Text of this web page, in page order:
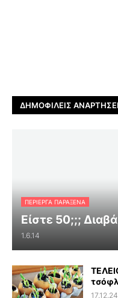
ΔΗΜΟΦΙΛΕΊΣ
ΠΕΡΊΕΡΓΑ ΠΑΡΆΞΕΝΑ
Είστε 50;;;
1.6.14
17.12.24